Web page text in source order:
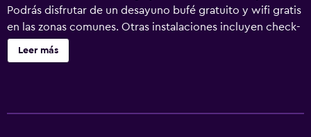
Podrás disfrutar de un desayuno bufé gratuito y wifi gratis
en las zonas comunes. Otras instalaciones incluyen check-
in exprés, check-out exprés y asistencia turística y para la
compra de entradas. Hotel Al Soffiador ofrece 9
Leer más